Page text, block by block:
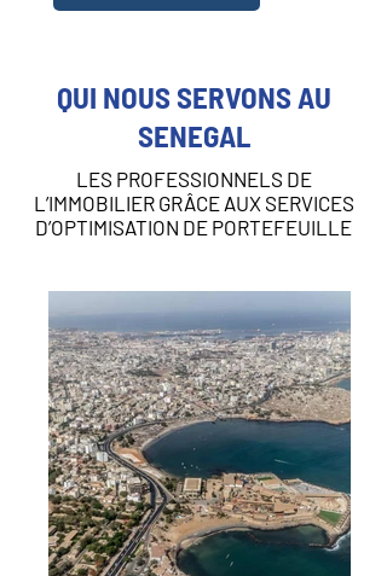
QUI NOUS SERVONS AU
SENEGAL
LES PROFESSIONNELS DE
L’IMMOBILIER GRÂCE AUX SERVICES
D’OPTIMISATION DE PORTEFEUILLE